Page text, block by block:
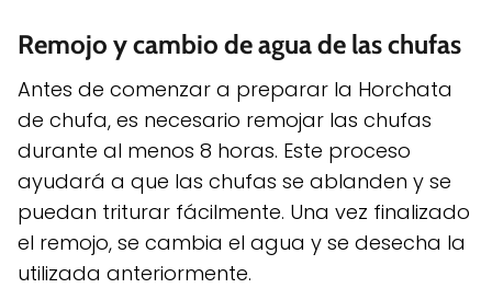
Remojo y cambio de agua de las chufas
Antes de comenzar a preparar la Horchata
de chufa, es necesario remojar las chufas
durante al menos 8 horas. Este proceso
ayudará a que las chufas se ablanden y se
puedan triturar fácilmente. Una vez finalizado
el remojo, se cambia el agua y se desecha la
utilizada anteriormente.